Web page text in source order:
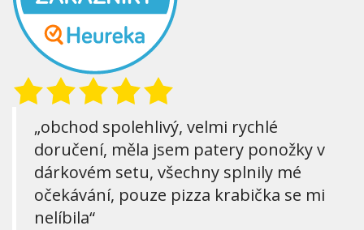
„obchod spolehlivý, velmi rychlé
doručení, měla jsem patery ponožky v
dárkovém setu, všechny splnily mé
očekávání, pouze pizza krabička se mi
nelíbila“